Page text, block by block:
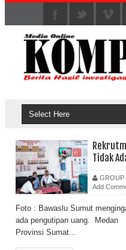
Tidak
GROUP
Add
Foto : Bawaslu Sumut
ada pengutipan uang. Medan
Provinsi Sumat...